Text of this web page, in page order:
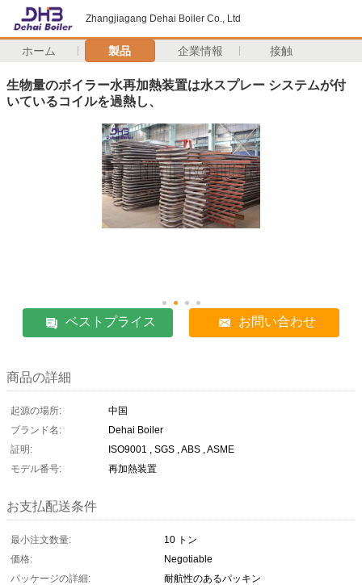
Zhangjiagang Dehai Boiler Co., Ltd
ホーム 製品 企業情報 接触
生物量のボイラー水再加熱装置は水スプレー システムが付
いているコイルを過熱し、
ベストプライス お問い合わせ
商品の詳細
起源の場所:
中国
ブランド名:
Dehai Boiler
証明:
ISO9001 , SGS , ABS , ASME
モデル番号:
再加熱装置
お支払配送条件
最小注文数量:
10 トン
価格:
Negotiable
パッケージの詳細:
耐航性のあるパッキン